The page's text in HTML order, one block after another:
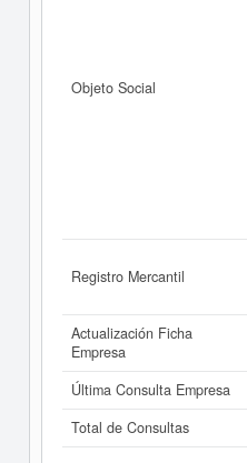
Objeto Social
Registro Mercantil
Actualización Ficha
Empresa
Última Consulta Empresa
Total de Consultas